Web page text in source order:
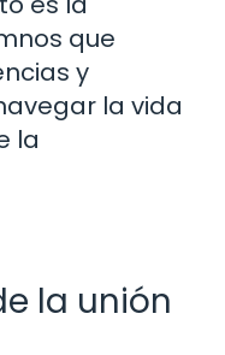
que
y
la vida
la
la unión